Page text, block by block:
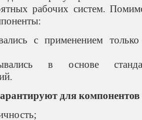
рабочих систем.
с применением
в основе
для